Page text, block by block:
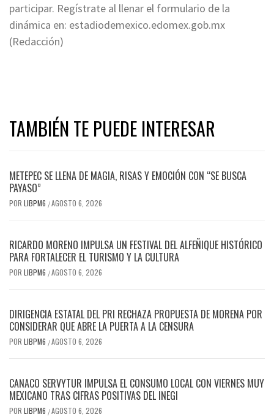
participar. Regístrate al llenar el formulario de la
dinámica en: estadiodemexico.edomex.gob.mx
(Redacción)
TAMBIÉN TE PUEDE INTERESAR
METEPEC SE LLENA DE MAGIA, RISAS Y EMOCIÓN CON “SE BUSCA
PAYASO”
POR LIBPM6 /AGOSTO 6, 2026
RICARDO MORENO IMPULSA UN FESTIVAL DEL ALFEÑIQUE HISTÓRICO
PARA FORTALECER EL TURISMO Y LA CULTURA
POR LIBPM6 /AGOSTO 6, 2026
DIRIGENCIA ESTATAL DEL PRI RECHAZA PROPUESTA DE MORENA POR
CONSIDERAR QUE ABRE LA PUERTA A LA CENSURA
POR LIBPM6 /AGOSTO 6, 2026
CANACO SERVYTUR IMPULSA EL CONSUMO LOCAL CON VIERNES MUY
MEXICANO TRAS CIFRAS POSITIVAS DEL INEGI
POR LIBPM6 /AGOSTO 6, 2026